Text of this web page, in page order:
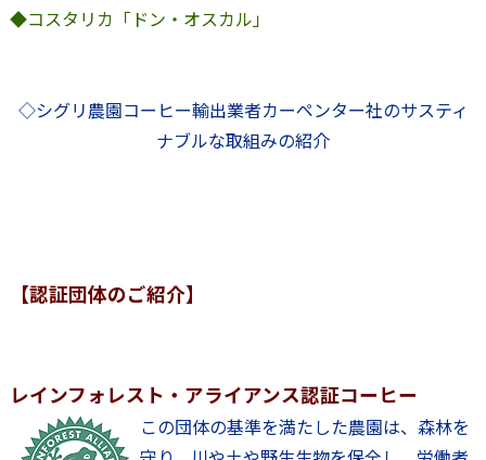
◆コスタリカ「ドン・オスカル」
◇シグリ農園コーヒー輸出業者カーペンター社のサスティ
ナブルな取組みの紹介
【認証団体のご紹介】
レインフォレスト・アライアンス認証コーヒー
この団体の基準を満たした農園は、森林を